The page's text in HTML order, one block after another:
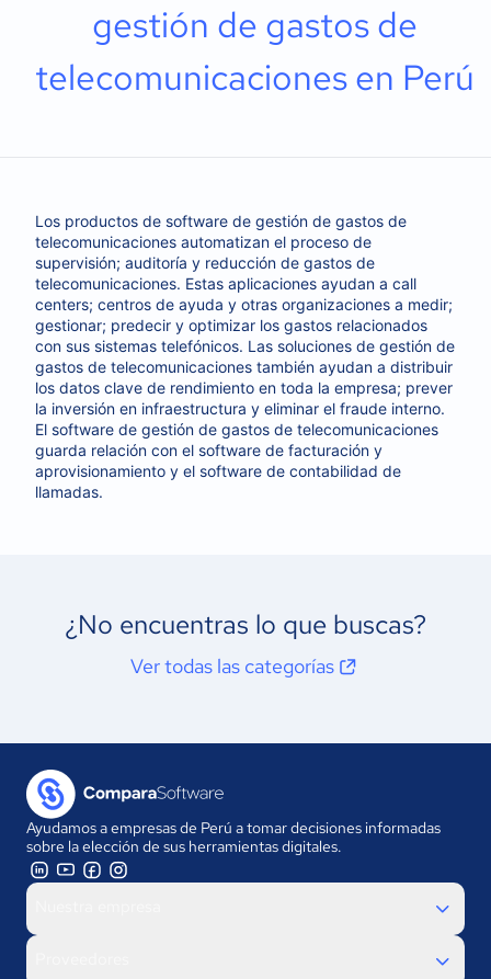
gestión de gastos de
telecomunicaciones en Perú
Los productos de software de gestión de gastos de
telecomunicaciones automatizan el proceso de
supervisión; auditoría y reducción de gastos de
telecomunicaciones. Estas aplicaciones ayudan a call
centers; centros de ayuda y otras organizaciones a medir;
gestionar; predecir y optimizar los gastos relacionados
con sus sistemas telefónicos. Las soluciones de gestión de
gastos de telecomunicaciones también ayudan a distribuir
los datos clave de rendimiento en toda la empresa; prever
la inversión en infraestructura y eliminar el fraude interno.
El software de gestión de gastos de telecomunicaciones
guarda relación con el software de facturación y
aprovisionamiento y el software de contabilidad de
llamadas.
¿No encuentras lo que buscas?
Ver todas las categorías
Ayudamos a empresas de Perú a tomar decisiones informadas
sobre la elección de sus herramientas digitales.